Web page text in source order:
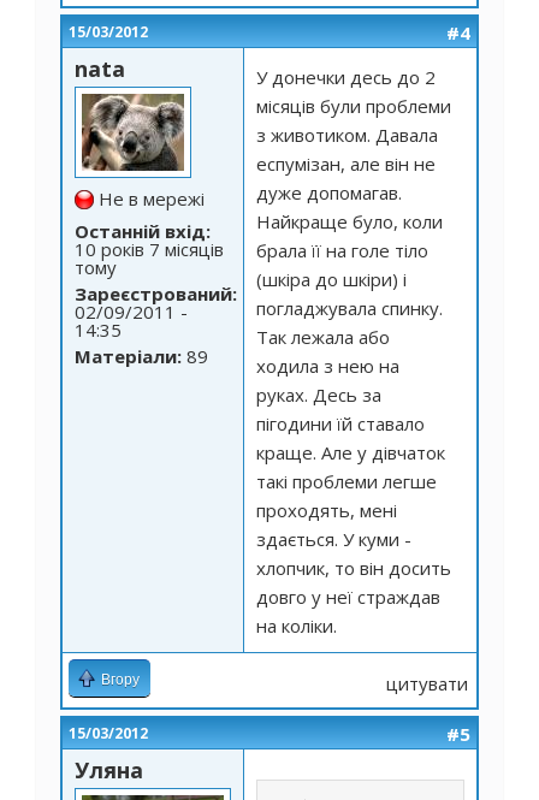
15/03/2012 #4
nata
Не в мережі
Останній вхід:
10 років 7 місяців
тому
Зареєстрований:
02/09/2011 -
14:35
Матеріали: 89
У донечки десь до 2
місяців були проблеми
з животиком. Давала
еспумізан, але він не
дуже допомагав.
Найкраще було, коли
брала її на голе тіло
(шкіра до шкіри) і
погладжувала спинку.
Так лежала або
ходила з нею на
руках. Десь за
пігодини їй ставало
краще. Але у дівчаток
такі проблеми легше
проходять, мені
здається. У куми -
хлопчик, то він досить
довго у неї страждав
на коліки.
Вгору цитувати
15/03/2012 #5
Уляна